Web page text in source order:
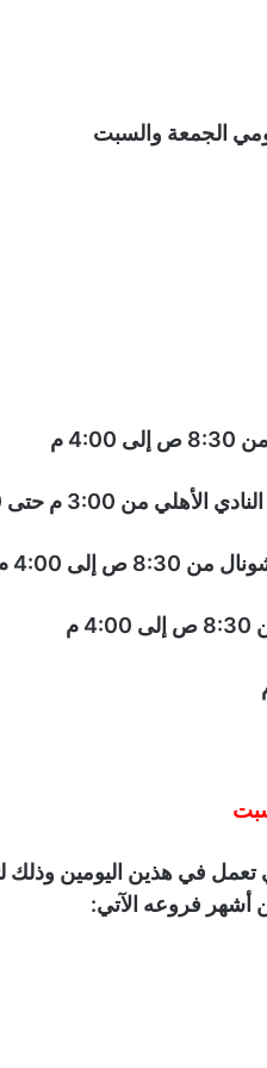
م
من 3:00 م حتى 7:00 م
ص إلى 4:00 م
تعمل في هذين اليومين وذلك